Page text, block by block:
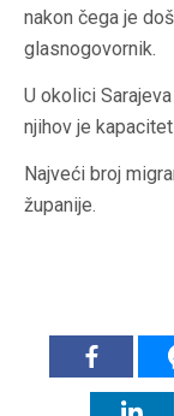
nakon čega je
glasnogovornik.
U okolici
njihov je
Najveći broj
županije.